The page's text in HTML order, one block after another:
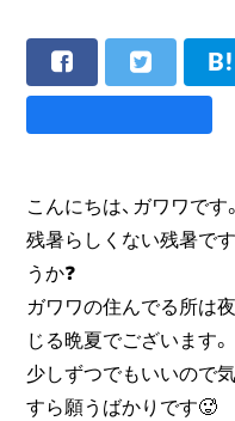
こんにちは、ガワワです。
残暑らしくない残暑で
うか❓
ガワワの住んでる所は
じる晩夏でございます。
少しずつでもいいので
すら願うばかりです🥵